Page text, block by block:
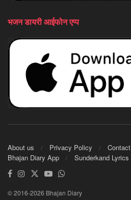
भजन डायरी आईफोन एप्प
About us Privacy Policy Contact
Bhajan Diary App
Sunderkand Lyrics
© 2016-2026 Bhajan Diary